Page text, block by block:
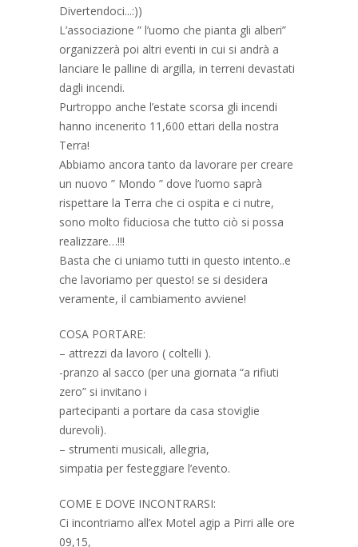
Divertendoci...:))
L’associazione ” l’uomo che pianta gli alberi”
organizzerà poi altri eventi in cui si andrà a
lanciare le palline di argilla, in terreni devastati
dagli incendi.
Purtroppo anche l’estate scorsa gli incendi
hanno incenerito 11,600 ettari della nostra
Terra!
Abbiamo ancora tanto da lavorare per creare
un nuovo ” Mondo ” dove l’uomo saprà
rispettare la Terra che ci ospita e ci nutre,
sono molto fiduciosa che tutto ciò si possa
realizzare…!!!
Basta che ci uniamo tutti in questo intento..e
che lavoriamo per questo! se si desidera
veramente, il cambiamento avviene!
COSA PORTARE:
– attrezzi da lavoro ( coltelli ).
-pranzo al sacco (per una giornata “a rifiuti
zero” si invitano i
partecipanti a portare da casa stoviglie
durevoli).
– strumenti musicali, allegria,
simpatia per festeggiare l’evento.
COME E DOVE INCONTRARSI:
Ci incontriamo all’ex Motel agip a Pirri alle ore
09,15,